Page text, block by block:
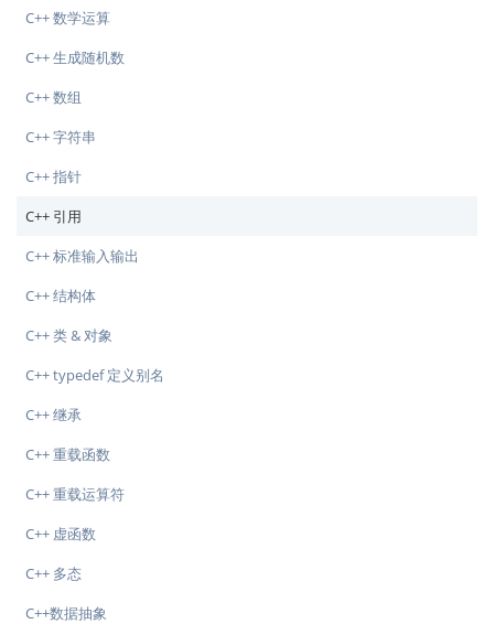
C++ 数学运算
C++ 生成随机数
C++ 数组
C++ 字符串
C++ 指针
C++ 引用
C++ 标准输入输出
C++ 结构体
C++ 类 & 对象
C++ typedef 定义别名
C++ 继承
C++ 重载函数
C++ 重载运算符
C++ 虚函数
C++ 多态
C++数据抽象